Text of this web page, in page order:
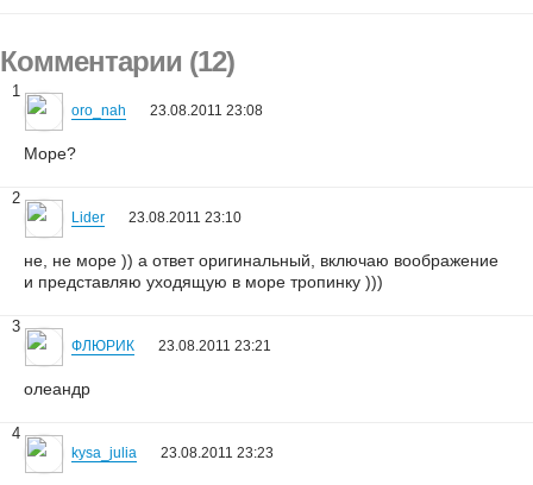
Комментарии (12)
1
oro_nah 23.08.2011 23:08
Море?
2
Lider 23.08.2011 23:10
не, не море )) а ответ оригинальный, включаю воображение
и представляю уходящую в море тропинку )))
3
ФЛЮРИК 23.08.2011 23:21
олеандр
4
kysa_julia 23.08.2011 23:23